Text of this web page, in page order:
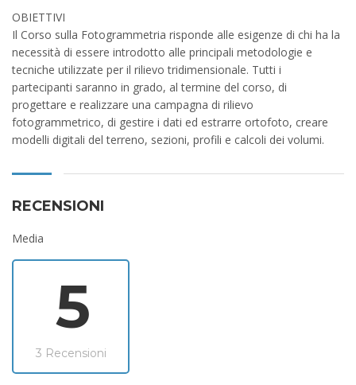
OBIETTIVI
Il Corso sulla Fotogrammetria risponde alle esigenze di chi ha la
necessità di essere introdotto alle principali metodologie e
tecniche utilizzate per il rilievo tridimensionale. Tutti i
partecipanti saranno in grado, al termine del corso, di
progettare e realizzare una campagna di rilievo
fotogrammetrico, di gestire i dati ed estrarre ortofoto, creare
modelli digitali del terreno, sezioni, profili e calcoli dei volumi.
RECENSIONI
Media
5
3 Recensioni